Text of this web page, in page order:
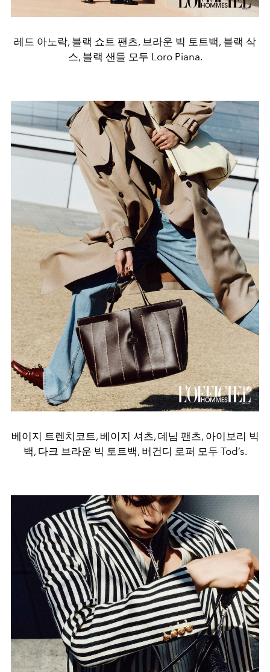
레드 아노락, 블랙 쇼트 팬츠, 브라운 빅 토트백, 블랙 삭
스, 블랙 샌들 모두 Loro Piana.
베이지 트렌치코트, 베이지 셔츠, 데님 팬츠, 아이보리 빅
백, 다크 브라운 빅 토트백, 버건디 로퍼 모두 Tod’s.